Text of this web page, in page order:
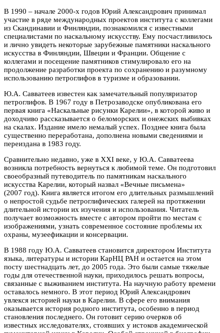
В 1990 – начале 2000-х годов Юрий Александрович принимал
участие в ряде международных проектов института с коллегами
из Скандинавии и Финляндии, познакомился с известными
специалистами по наскальному искусству. Ему посчастливилось
и лично увидеть некоторые зарубежные памятники наскального
искусства в Финляндии, Швеции и Франции. Общение с
коллегами и посещение памятников стимулировало его на
продолжение разработки проекта по сохранению и разумному
использованию петроглифов в туризме и образовании.
Ю.А. Савватеев известен как замечательный популяризатор
петроглифов. В 1967 году в Петрозаводске опубликована его
первая книга «Наскальные рисунки Карелии», в которой живо и
доходчиво рассказывается о беломорских и онежских выбивках
на скалах. Издание имело немалый успех. Позднее книга была
существенно переработана, дополнена новыми сведениями и
переиздана в 1983 году.
Сравнительно недавно, уже в XXI веке, у Ю.А. Савватеева
возникла потребность вернуться к любимой теме. Он подготовил
своеобразный путеводитель по памятникам наскального
искусства Карелии, который назвал «Вечные письмена»
(2007 год). Книга является итогом его длительных размышлений
о непростой судьбе петроглифических галерей на протяжении
длительной истории их изучения и использования. Читатель
получает возможность вместе с автором пройти по местам с
изображениями, узнать современное состояние проблемы их
охраны, музеефикации и консервации.
В 1988 году Ю.А. Савватеев становится директором Института
языка, литературы и истории КарНЦ РАН и остается на этом
посту шестнадцать лет, до 2005 года. Это были самые тяжелые
годы для отечественной науки, приходилось решать вопросы,
связанные с выживанием института. На научную работу времени
оставалось немного. В этот период Юрий Александрович
увлекся историей науки в Карелии. В сфере его внимания
оказывается история родного института, особенно в период
становления последнего. Он готовит серию очерков об
известных исследователях, стоявших у истоков академической